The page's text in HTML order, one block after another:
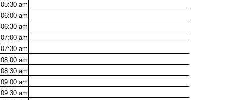
05:30 am
06:00 am
06:30 am
07:00 am
07:30 am
08:00 am
08:30 am
09:00 am
09:30 am